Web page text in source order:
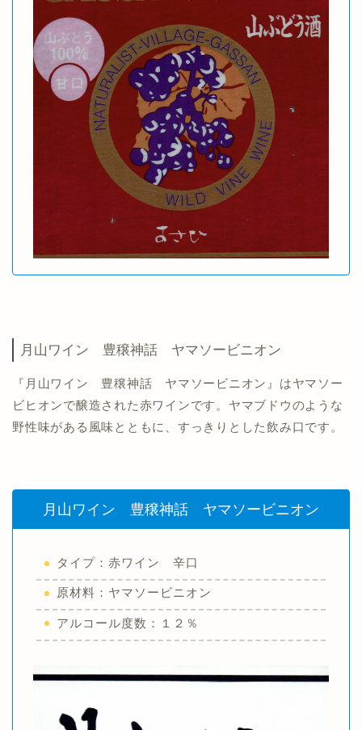
月山ワイン 豊穣神話 ヤマソービニオン
『月山ワイン 豊穣神話 ヤマソービニオン』はヤマソー
ビヒオンで醸造された赤ワインです。ヤマブドウのような
野性味がある風味とともに、すっきりとした飲み口です。
月山ワイン 豊穣神話 ヤマソービニオン
タイプ：赤ワイン 辛口
原材料：ヤマソービニオン
アルコール度数：１２％